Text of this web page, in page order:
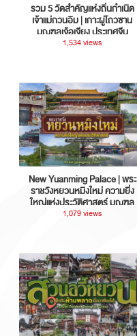
รวม 5 วัดสำคัญแห่งถิ่นกำเนิด
เจ้าแม่กวนอิม | เกาะผู่โถวซาน
มณฑลเจ้อเจียง ประเทศจีน
1,534 views
New Yuanming Palace | พระ
ราชวังหยวนหมิงใหม่ ความยิ่ง
ใหญ่แห่งประวัติศาสตร์ มณฑล
กวางตุ้ง ประเทศจีน
1,079 views